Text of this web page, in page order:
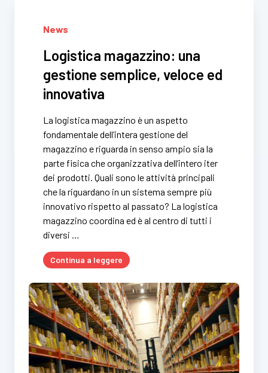
News
Logistica magazzino: una
gestione semplice, veloce ed
innovativa
La logistica magazzino è un aspetto
fondamentale dell’intera gestione del
magazzino e riguarda in senso ampio sia la
parte fisica che organizzativa dell’intero iter
dei prodotti. Quali sono le attività principali
che la riguardano in un sistema sempre più
innovativo rispetto al passato? La logistica
magazzino coordina ed è al centro di tutti i
diversi …
Continua a leggere